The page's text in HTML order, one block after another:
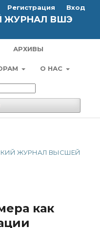
ЖУРНАЛ ВШЭ
АРХИВЫ
О НАС
Регистрация Вход
ЖУРНАЛ ВЫСШЕЙ
как